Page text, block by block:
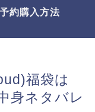
約購入方法
福袋は
身ネタバレ